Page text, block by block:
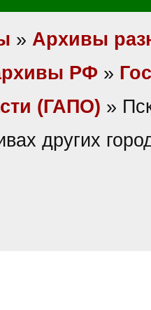
» Архивы
РФ »
(ГАПО) »
других